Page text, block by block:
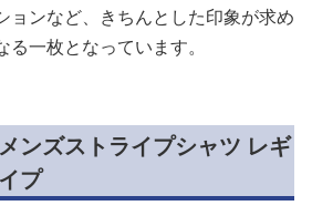
ョンなど、きちんとした印象が求め
一枚となっています。
ンズストライプシャツ レギ
プ